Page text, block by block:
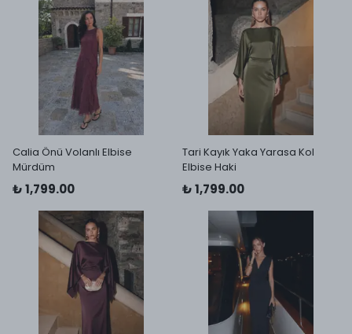
Calia Önü Volanlı Elbise
Mürdüm
₺ 1,799.00
Tari Kayık Yaka Yarasa Kol
Elbise Haki
₺ 1,799.00